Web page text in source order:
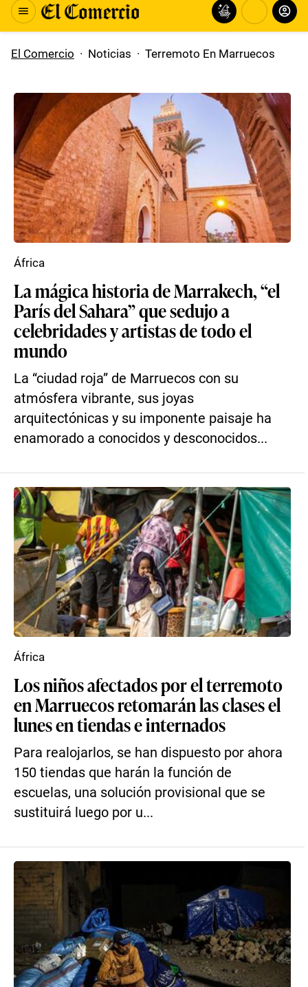
El Comercio · Noticias · Terremoto En Marruecos
La mágica historia de Marrakech, “el
París del Sahara” que sedujo a
celebridades y artistas de todo el
mundo
La “ciudad roja” de Marruecos con su
atmósfera vibrante, sus joyas
arquitectónicas y su imponente paisaje ha
enamorado a conocidos y desconocidos...
África
Los niños afectados por el terremoto
en Marruecos retomarán las clases el
lunes en tiendas e internados
Para realojarlos, se han dispuesto por ahora
150 tiendas que harán la función de
escuelas, una solución provisional que se
sustituirá luego por u...
África